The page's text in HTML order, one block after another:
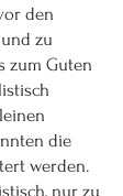
den
zu
zum Guten
die
werden.
nur zu